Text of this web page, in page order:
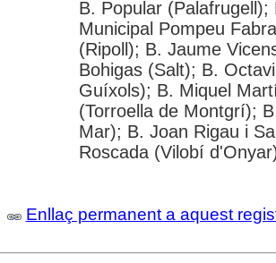
B. Popular
Municipal Pompeu
(Ripoll); B. Jaume
Bohigas (Salt); B.
Guíxols); B. Miquel
(Torroella de Montgrí);
Mar); B. Joan Rigau i
Roscada (Vilobí
Enllaç permanent a aquest